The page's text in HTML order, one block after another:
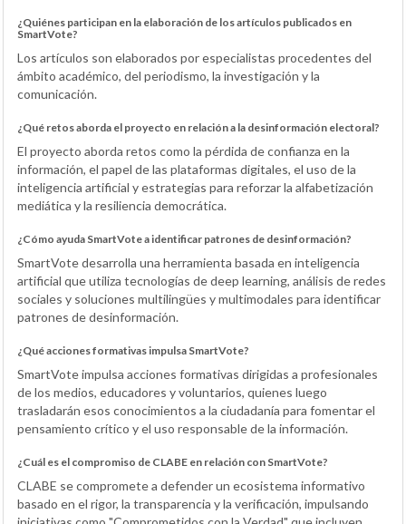
¿Quiénes participan en la elaboración de los artículos publicados en
SmartVote?
Los artículos son elaborados por especialistas procedentes del
ámbito académico, del periodismo, la investigación y la
comunicación.
¿Qué retos aborda el proyecto en relación a la desinformación electoral?
El proyecto aborda retos como la pérdida de confianza en la
información, el papel de las plataformas digitales, el uso de la
inteligencia artificial y estrategias para reforzar la alfabetización
mediática y la resiliencia democrática.
¿Cómo ayuda SmartVote a identificar patrones de desinformación?
SmartVote desarrolla una herramienta basada en inteligencia
artificial que utiliza tecnologías de deep learning, análisis de redes
sociales y soluciones multilingües y multimodales para identificar
patrones de desinformación.
¿Qué acciones formativas impulsa SmartVote?
SmartVote impulsa acciones formativas dirigidas a profesionales
de los medios, educadores y voluntarios, quienes luego
trasladarán esos conocimientos a la ciudadanía para fomentar el
pensamiento crítico y el uso responsable de la información.
¿Cuál es el compromiso de CLABE en relación con SmartVote?
CLABE se compromete a defender un ecosistema informativo
basado en el rigor, la transparencia y la verificación, impulsando